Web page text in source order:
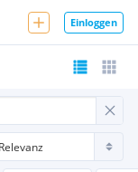
Einloggen